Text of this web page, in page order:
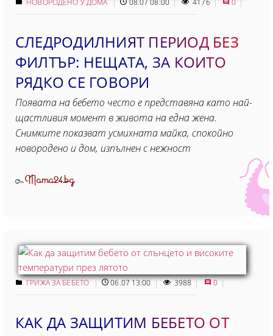
СЛЕДРОДИЛНИЯТ ПЕРИОД БЕЗ
ФИЛТЪР: НЕЩАТА, ЗА КОИТО
РЯДКО СЕ ГОВОРИ
Появата на бебето често е представяна като най-
щастливия момент в живота на една жена.
Снимките показват усмихната майка, спокойно
новородено и дом, изпълнен с нежност
ОтMama24.bg
ГРИЖА ЗА БЕБЕТО 06.07 13:00 3988 0
КАК ДА ЗАЩИТИМ БЕБЕТО ОТ